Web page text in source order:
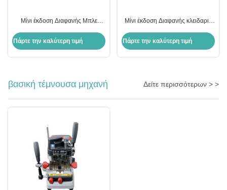
Μίνι έκδοση Διαφανής Μπλε
κλειδαριού
Πάρτε την καλύτερη τιμή
Μίνι έκδοση Διαφανής κλειδαριά
εκπαίδευση κλειδαράς
Πάρτε την καλύτερη τιμή
βασική τέμνουσα μηχανή Δείτε περισσότερων > >